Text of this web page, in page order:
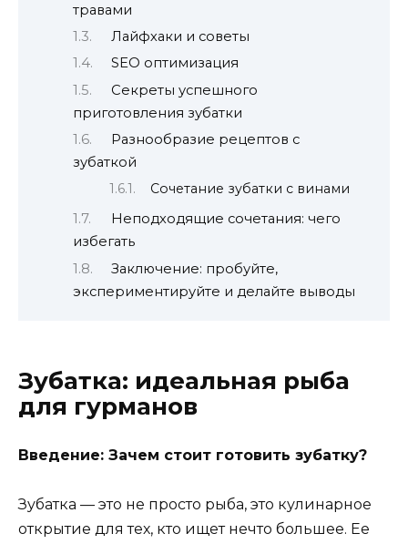
травами
Лайфхаки и советы
SEO оптимизация
Секреты успешного
приготовления зубатки
Разнообразие рецептов с
зубаткой
Сочетание зубатки с винами
Неподходящие сочетания: чего
избегать
Заключение: пробуйте,
экспериментируйте и делайте выводы
Зубатка: идеальная рыба
для гурманов
Введение: Зачем стоит готовить зубатку?
Зубатка — это не просто рыба, это кулинарное
открытие для тех, кто ищет нечто большее. Ее